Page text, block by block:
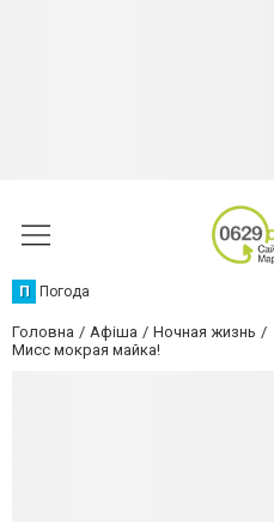
П Погода
Головна Афіша Ночная жизнь
Мисс мокрая майка!